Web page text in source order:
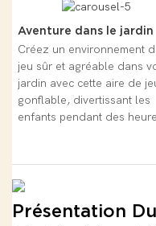
Aventure dans le jardin
Créez un environnement
jeu sûr et agréable dans
jardin avec cette aire de
gonflable, divertissant les
enfants pendant des
Présentation